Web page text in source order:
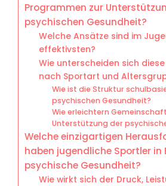
Programmen zur
psychischen Gesundheit?
Welche Ansätze sind im
effektivsten?
Wie unterscheiden sich
nach Sportart und
Wie ist die Struktur
psychischen Gesundheit?
Wie erleichtern
Unterstützung der
Welche einzigartigen
haben jugendliche Sportler in
psychische Gesundheit?
Wie wirkt sich der Druck,